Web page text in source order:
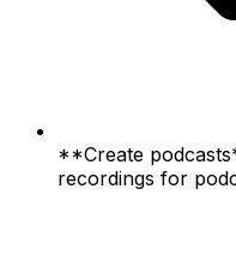
**Create
recordings for